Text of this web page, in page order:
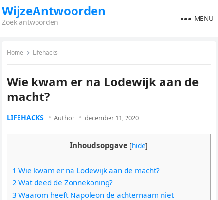
WijzeAntwoorden
Zoek antwoorden MENU
Home Lifehacks
Wie kwam er na Lodewijk aan de
macht?
LIFEHACKS Author december 11, 2020
Inhoudsopgave [hide]
1 Wie kwam er na Lodewijk aan de macht?
2 Wat deed de Zonnekoning?
3 Waarom heeft Napoleon de achternaam niet